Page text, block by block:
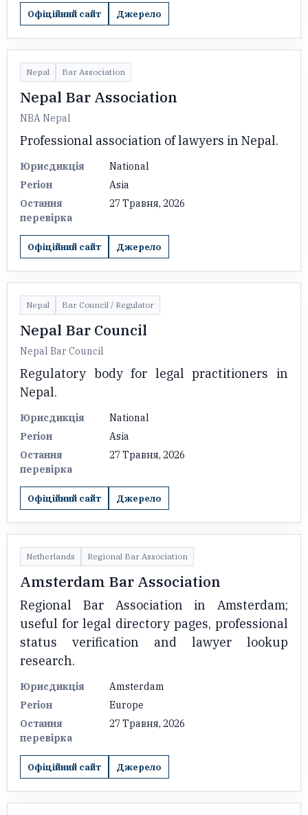
Офіційний сайт Джерело
Nepal Bar Association
Nepal Bar Association
NBA Nepal
Professional association of lawyers in Nepal.
Юрисдикція
National
Регіон
Asia
Остання
перевірка
27 Травня, 2026
Офіційний сайт Джерело
Nepal Bar Council / Regulator
Nepal Bar Council
Nepal Bar Council
Regulatory body for legal practitioners in
Nepal.
Юрисдикція
National
Регіон
Asia
Остання
перевірка
27 Травня, 2026
Офіційний сайт Джерело
Netherlands Regional Bar Association
Amsterdam Bar Association
Regional Bar Association in Amsterdam;
useful for legal directory pages, professional
status verification and lawyer lookup
research.
Юрисдикція
Amsterdam
Регіон
Europe
Остання
перевірка
27 Травня, 2026
Офіційний сайт Джерело